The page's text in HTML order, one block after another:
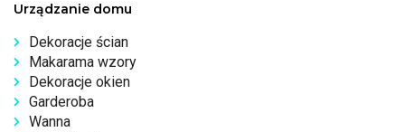
Urządzanie domu
Dekoracje ścian
Makarama wzory
Dekoracje okien
Garderoba
Wanna